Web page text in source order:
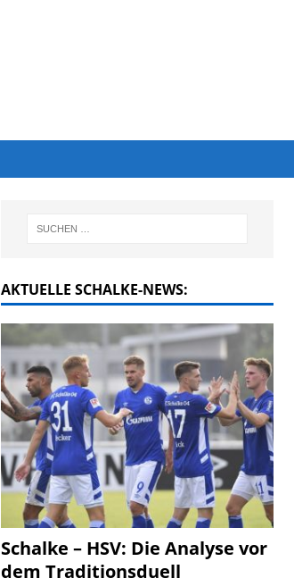
AKTUELLE SCHALKE-NEWS:
Schalke – HSV: Die Analyse vor
dem Traditionsduell